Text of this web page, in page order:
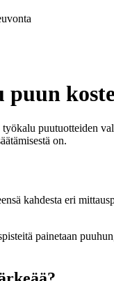
puutuotteiden
on.
kahdesta eri
painetaan